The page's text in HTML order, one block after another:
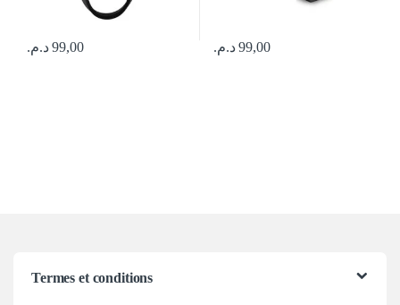
99,00 د.م. 99,00 د.م.
Termes et conditions